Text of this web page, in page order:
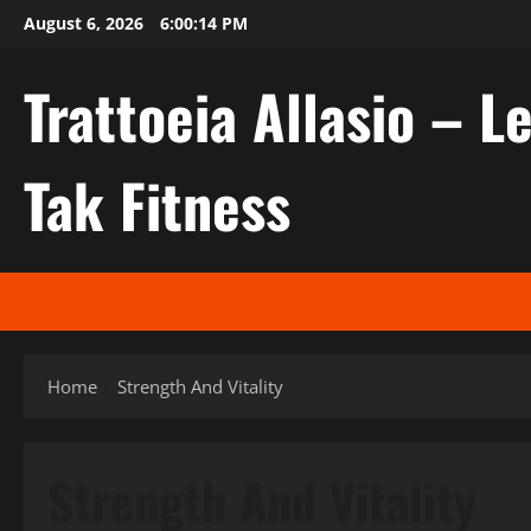
SkipAugust 6, 2026 6:00:15 PM
Trattoeia Allasio –
Tak Fitness
Home Strength And Vitality